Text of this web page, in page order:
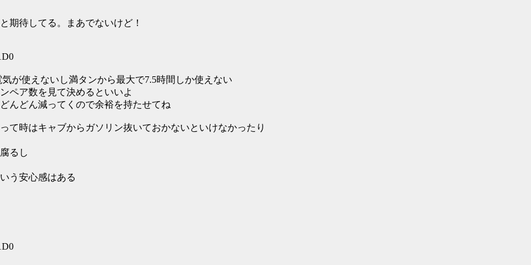
期待してる。まあでないけど！
が使えないし満タンから最大で7.5時間しか使えない
ペア数を見て決めるといいよ
んどん減ってくので余裕を持たせてね
て時はキャブからガソリン抜いておかないといけなかったり
るし
う安心感はある